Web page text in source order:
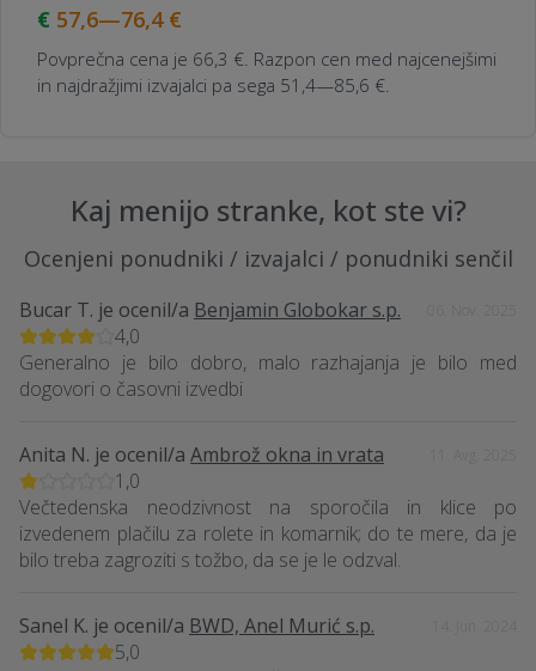
57,6—76,4 €
Povprečna cena je 66,3 €. Razpon cen med najcenejšimi
in najdražjimi izvajalci pa sega 51,4—85,6 €.
Kaj menijo stranke, kot ste vi?
Ocenjeni ponudniki / izvajalci / ponudniki senčil
Bucar T. je ocenil/a Benjamin Globokar s.p.
4,0
Generalno je bilo dobro, malo razhajanja je bilo med
dogovori o časovni izvedbi
Anita N. je ocenil/a Ambrož okna in vrata
1,0
Večtedenska neodzivnost na sporočila in klice po
izvedenem plačilu za rolete in komarnik; do te mere, da je
bilo treba zagroziti s tožbo, da se je le odzval.
Sanel K. je ocenil/a BWD, Anel Murić s.p.
5,0